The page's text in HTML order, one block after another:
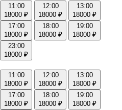
11:00
18000 ₽
12:00
18000 ₽
13:00
18000 ₽
17:00
18000 ₽
18:00
18000 ₽
19:00
18000 ₽
23:00
18000 ₽
11:00
18000 ₽
12:00
18000 ₽
13:00
18000 ₽
17:00
18000 ₽
18:00
18000 ₽
19:00
18000 ₽